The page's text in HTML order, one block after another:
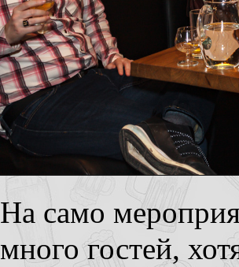
На само
много гостей,